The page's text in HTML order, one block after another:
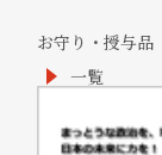
お守り・授与品
一覧